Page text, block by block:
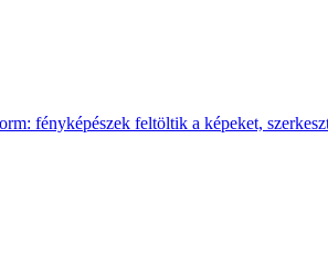
fényképészek feltöltik a képeket,